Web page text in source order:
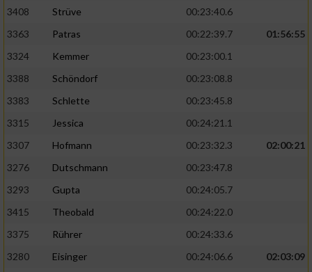
3408
Strüve
00:23:40.6
3363
Patras 00:22:39.7
01:56:55
3324
Kemmer
00:23:00.1
3388
Schöndorf
00:23:08.8
3383
Schlette
00:23:45.8
3315
Jessica
00:24:21.1
3307
Hofmann 00:23:32.3
02:00:21
3276
Dutschmann
00:23:47.8
3293
Gupta
00:24:05.7
3415
Theobald
00:24:22.0
3375
Rührer
00:24:33.6
3280
Eisinger 00:24:06.6
02:03:09